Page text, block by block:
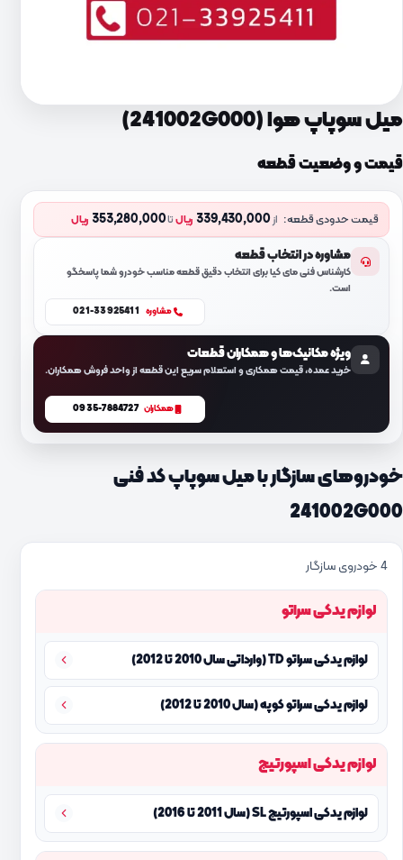
میل سوپاپ هوا (241002G000)
قیمت و وضعیت قطعه
قیمت حدودی قطعه: از339,430,000 ریالتا353,280,000 ریال
مشاوره در انتخاب قطعه
کارشناس فنی مای کیا برای انتخاب دقیق قطعه مناسب خودرو شما پاسخگو
است.
مشاوره 021-33925411
ویژه مکانیک‌ها و همکاران قطعات
خرید عمده، قیمت همکاری و استعلام سریع این قطعه از واحد فروش همکاران.
همکاران 0935-7884727
خودروهای سازگار با میل سوپاپ کد فنی
241002G000
4 خودروی سازگار
لوازم یدکی سراتو
لوازم یدکی سراتو TD (وارداتی سال 2010 تا 2012)
لوازم یدکی سراتو کوپه (سال 2010 تا 2012)
لوازم یدکی اسپورتیج
لوازم یدکی اسپورتیج SL (سال 2011 تا 2016)